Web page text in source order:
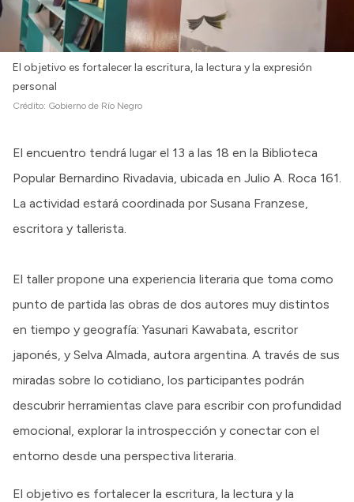
El objetivo es fortalecer la escritura, la lectura y la expresión
personal
Crédito: Gobierno de Río Negro
El encuentro tendrá lugar el 13 a las 18 en la Biblioteca
Popular Bernardino Rivadavia, ubicada en Julio A. Roca 161.
La actividad estará coordinada por Susana Franzese,
escritora y tallerista.
El taller propone una experiencia literaria que toma como
punto de partida las obras de dos autores muy distintos
en tiempo y geografía: Yasunari Kawabata, escritor
japonés, y Selva Almada, autora argentina. A través de sus
miradas sobre lo cotidiano, los participantes podrán
descubrir herramientas clave para escribir con profundidad
emocional, explorar la introspección y conectar con el
entorno desde una perspectiva literaria.
El objetivo es fortalecer la escritura, la lectura y la